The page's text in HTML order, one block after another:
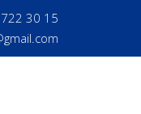
30 15